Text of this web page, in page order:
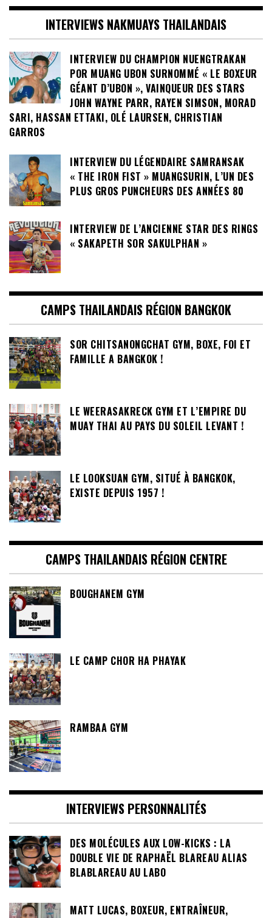
INTERVIEWS NAKMUAYS THAILANDAIS
INTERVIEW DU CHAMPION NUENGTRAKAN
POR MUANG UBON SURNOMMÉ « LE BOXEUR
GÉANT D’UBON », VAINQUEUR DES STARS
JOHN WAYNE PARR, RAYEN SIMSON, MORAD
SARI, HASSAN ETTAKI, OLÉ LAURSEN, CHRISTIAN
GARROS
INTERVIEW DU LÉGENDAIRE SAMRANSAK
« THE IRON FIST » MUANGSURIN, L’UN DES
PLUS GROS PUNCHEURS DES ANNÉES 80
INTERVIEW DE L’ANCIENNE STAR DES RINGS
« SAKAPETH SOR SAKULPHAN »
CAMPS THAILANDAIS RÉGION BANGKOK
SOR CHITSANONGCHAT GYM, BOXE, FOI ET
FAMILLE A BANGKOK !
LE WEERASAKRECK GYM ET L’EMPIRE DU
MUAY THAI AU PAYS DU SOLEIL LEVANT !
LE LOOKSUAN GYM, SITUÉ À BANGKOK,
EXISTE DEPUIS 1957 !
CAMPS THAILANDAIS RÉGION CENTRE
BOUGHANEM GYM
LE CAMP CHOR HA PHAYAK
RAMBAA GYM
INTERVIEWS PERSONNALITÉS
DES MOLÉCULES AUX LOW-KICKS : LA
DOUBLE VIE DE RAPHAËL BLAREAU ALIAS
BLABLAREAU AU LABO
MATT LUCAS, BOXEUR, ENTRAÎNEUR,